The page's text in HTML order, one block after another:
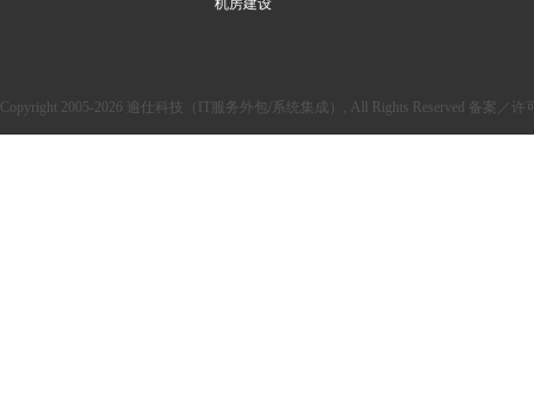
机房建设
Copyright 2005-2026 逾仕科技（IT服务外包/系统集成）, All Rights Reserved 备案／